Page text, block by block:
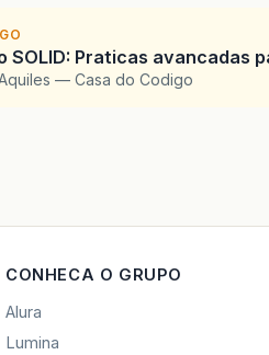
SOLID: Praticas avancadas
— Casa do Codigo
CONHECA O GRUPO
Alura
Lumina